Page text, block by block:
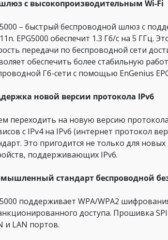
с высокопроизводительным Wi-Fi
– быстрый беспроводной шлюз с
EPG5000 обеспечит 1.3 Гб/c на 5 ГГц.
передачи по беспроводной сети
обеспечить более стабильную
Гб-сети с помощью EnGenius
новой версии протокола IPv6
переходить на новую версию
с IPv4 на IPv6 (интернет протокол
Это пригодится не только для
поддерживающих IPv6.
стандарт беспроводной
поддерживает WPA/WPA2
доступа. Прошивка
и LAN портов.